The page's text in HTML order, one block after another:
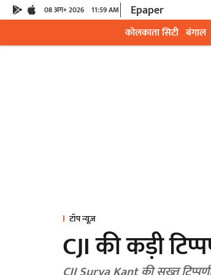
08 अग॰ 2026 11:59 AM Epaper
कोलकाता सिटी बंगाल
टॉप न्यूज़
CJI की कड़ी